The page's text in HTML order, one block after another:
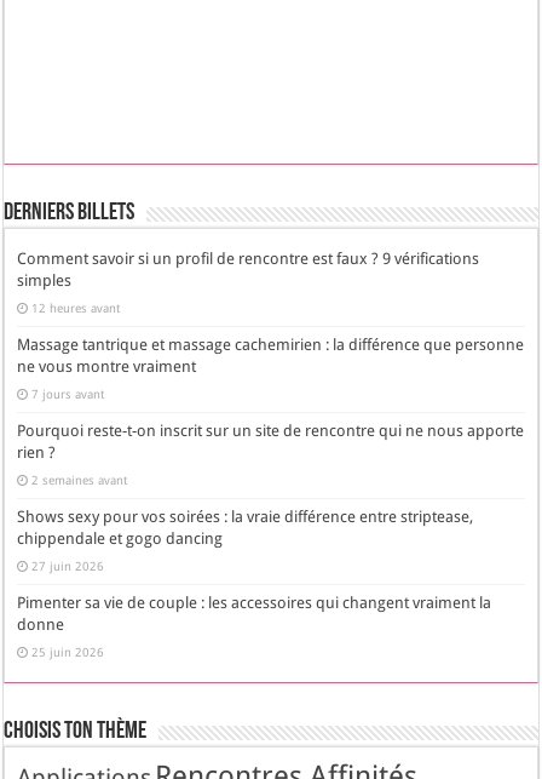
Derniers Billets
Comment savoir si un profil de rencontre est faux ? 9 vérifications
simples
12 heures avant
Massage tantrique et massage cachemirien : la différence que personne
ne vous montre vraiment
7 jours avant
Pourquoi reste-t-on inscrit sur un site de rencontre qui ne nous apporte
rien ?
2 semaines avant
Shows sexy pour vos soirées : la vraie différence entre striptease,
chippendale et gogo dancing
27 juin 2026
Pimenter sa vie de couple : les accessoires qui changent vraiment la
donne
25 juin 2026
Choisis Ton Thème